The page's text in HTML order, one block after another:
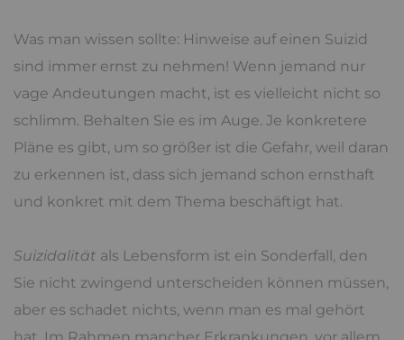
Was man wissen sollte: Hinweise auf einen Suizid
sind immer ernst zu nehmen! Wenn jemand nur
vage Andeutungen macht, ist es vielleicht nicht so
schlimm. Behalten Sie es im Auge. Je konkretere
Pläne es gibt, um so größer ist die Gefahr, weil daran
zu erkennen ist, dass sich jemand schon ernsthaft
und konkret mit dem Thema beschäftigt hat.
Suizidalität als Lebensform ist ein Sonderfall, den
Sie nicht zwingend unterscheiden können müssen,
aber es schadet nichts, wenn man es mal gehört